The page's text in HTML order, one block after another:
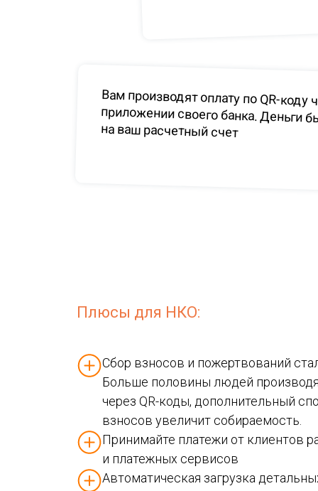
Вам производят оплату по QR-
приложении своего банка.
на ваш расчетный счет
Плюсы для НКО:
Сбор взносов и пожертвований
Больше половины людей
через QR-коды, дополнительный
взносов увеличит собираемость.
Принимайте платежи от клиентов
и платежных сервисов
Автоматическая загрузка